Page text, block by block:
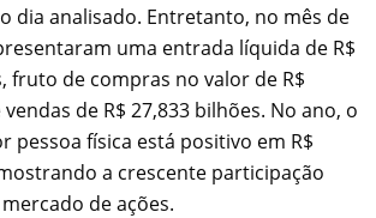
dia analisado. Entretanto, no mês de
uma entrada líquida de R$
fruto de compras no valor de R$
de R$ 27,833 bilhões. No ano, o
pessoa física está positivo em R$
a crescente participação
de ações.